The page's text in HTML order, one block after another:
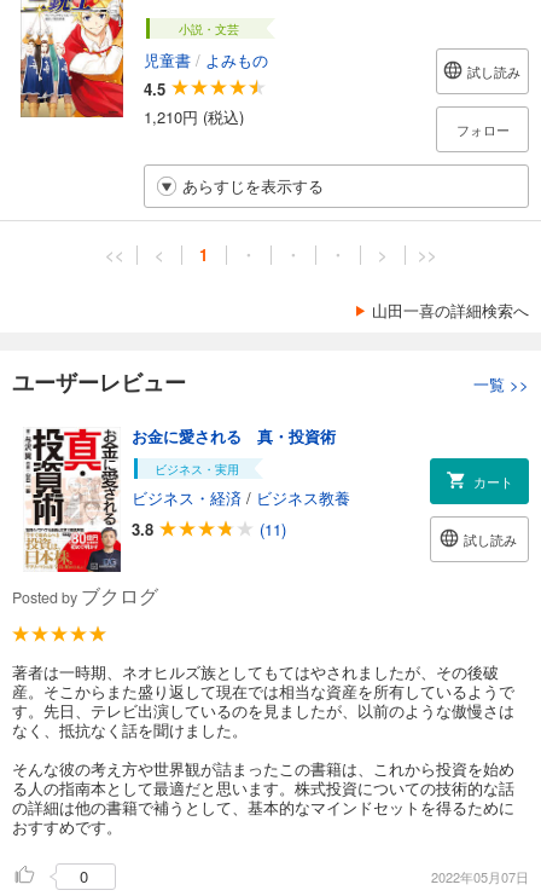
小説・文芸
児童書 / よみもの
4.5
1,210円 (税込)
試し読み
フォロー
あらすじを表示する
<< < 1 ・ ・ ・ > >>
山田一喜の詳細検索へ
ユーザーレビュー 一覧 >>
お金に愛される 真・投資術
ビジネス・実用
ビジネス・経済 / ビジネス教養
3.8
(11)
カート
試し読み
Posted by ブクログ
著者は一時期、ネオヒルズ族としてもてはやされましたが、その後破
産。そこからまた盛り返して現在では相当な資産を所有しているようで
す。先日、テレビ出演しているのを見ましたが、以前のような傲慢さは
なく、抵抗なく話を聞けました。
そんな彼の考え方や世界観が詰まったこの書籍は、これから投資を始め
る人の指南本として最適だと思います。株式投資についての技術的な話
の詳細は他の書籍で補うとして、基本的なマインドセットを得るために
おすすめです。
0 2022年05月07日